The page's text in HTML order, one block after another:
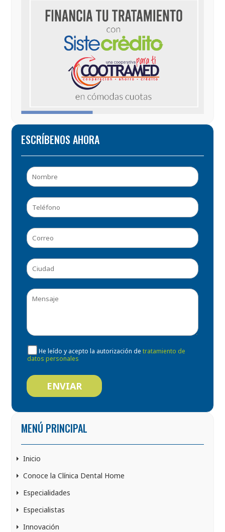
ESCRÍBENOS AHORA
He leído y acepto la autorización detratamiento de
datos personales
MENÚ PRINCIPAL
Inicio
Conoce la Clínica Dental Home
Especialidades
Especialistas
Innovación